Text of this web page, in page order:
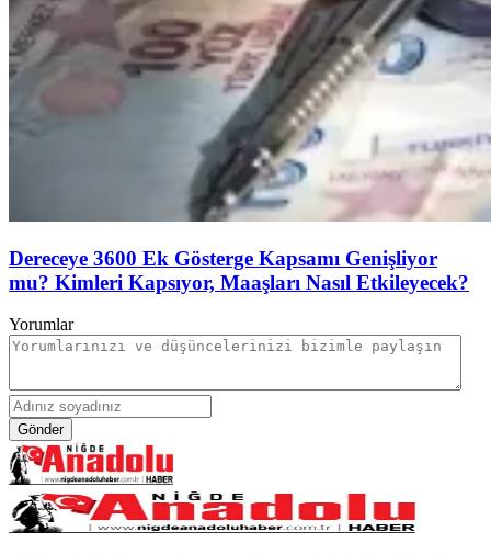
Dereceye 3600 Ek Gösterge Kapsamı Genişliyor
mu? Kimleri Kapsıyor, Maaşları Nasıl Etkileyecek?
Yorumlar
Gönder